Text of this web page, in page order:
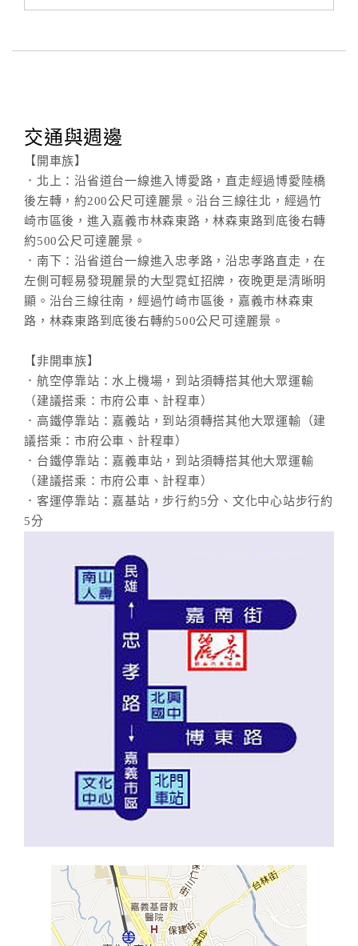
交通與週邊
【開車族】
．北上：沿省道台一線進入博愛路，直走經過博愛陸橋
後左轉，約200公尺可達麗景。沿台三線往北，經過竹
崎市區後，進入嘉義市林森東路，林森東路到底後右轉
約500公尺可達麗景。
．南下：沿省道台一線進入忠孝路，沿忠孝路直走，在
左側可輕易發現麗景的大型霓虹招牌，夜晚更是清晰明
顯。沿台三線往南，經過竹崎市區後，嘉義市林森東
路，林森東路到底後右轉約500公尺可達麗景。
【非開車族】
．航空停靠站：水上機場，到站須轉搭其他大眾運輸
（建議搭乘：市府公車、計程車）
．高鐵停靠站：嘉義站，到站須轉搭其他大眾運輸（建
議搭乘：市府公車、計程車）
．台鐵停靠站：嘉義車站，到站須轉搭其他大眾運輸
（建議搭乘：市府公車、計程車）
．客運停靠站：嘉基站，步行約5分、文化中心站步行約
5分